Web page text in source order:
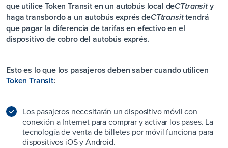
que utilice Token Transit en un autobús local deCTtransity
haga transbordo a un autobús exprés deCTtransittendrá
que pagar la diferencia de tarifas en efectivo en el
dispositivo de cobro del autobús exprés.
Esto es lo que los pasajeros deben saber cuando utilicen
Token Transit:
Los pasajeros necesitarán un dispositivo móvil con
conexión a Internet para comprar y activar los pases. La
tecnología de venta de billetes por móvil funciona para
dispositivos iOS y Android.